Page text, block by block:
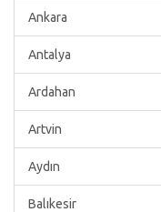
Ankara
Antalya
Ardahan
Artvin
Aydın
Balıkesir